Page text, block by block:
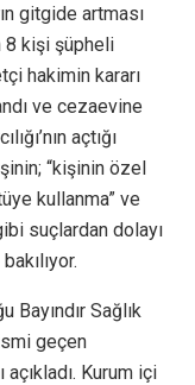
gitgide artması
8 kişi şüpheli
hakimin kararı
ve cezaevine
açtığı
“kişinin özel
kullanma” ve
suçlardan dolayı
Bayındır Sağlık
geçen
açıkladı. Kurum içi